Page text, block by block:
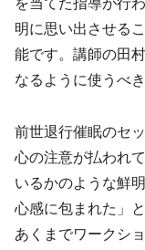
明に思い出させる
能です。講師の田
なるように使うべ
前世退行催眠のセ
心の注意が払われ
いるかのような鮮
心感に包まれた」
あくまでワークシ